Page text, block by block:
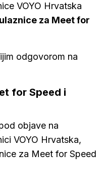
VOYO Hrvatska
za Meet for
odgovorom na
for Speed i
objave na
VOYO Hrvatska,
za Meet for Speed